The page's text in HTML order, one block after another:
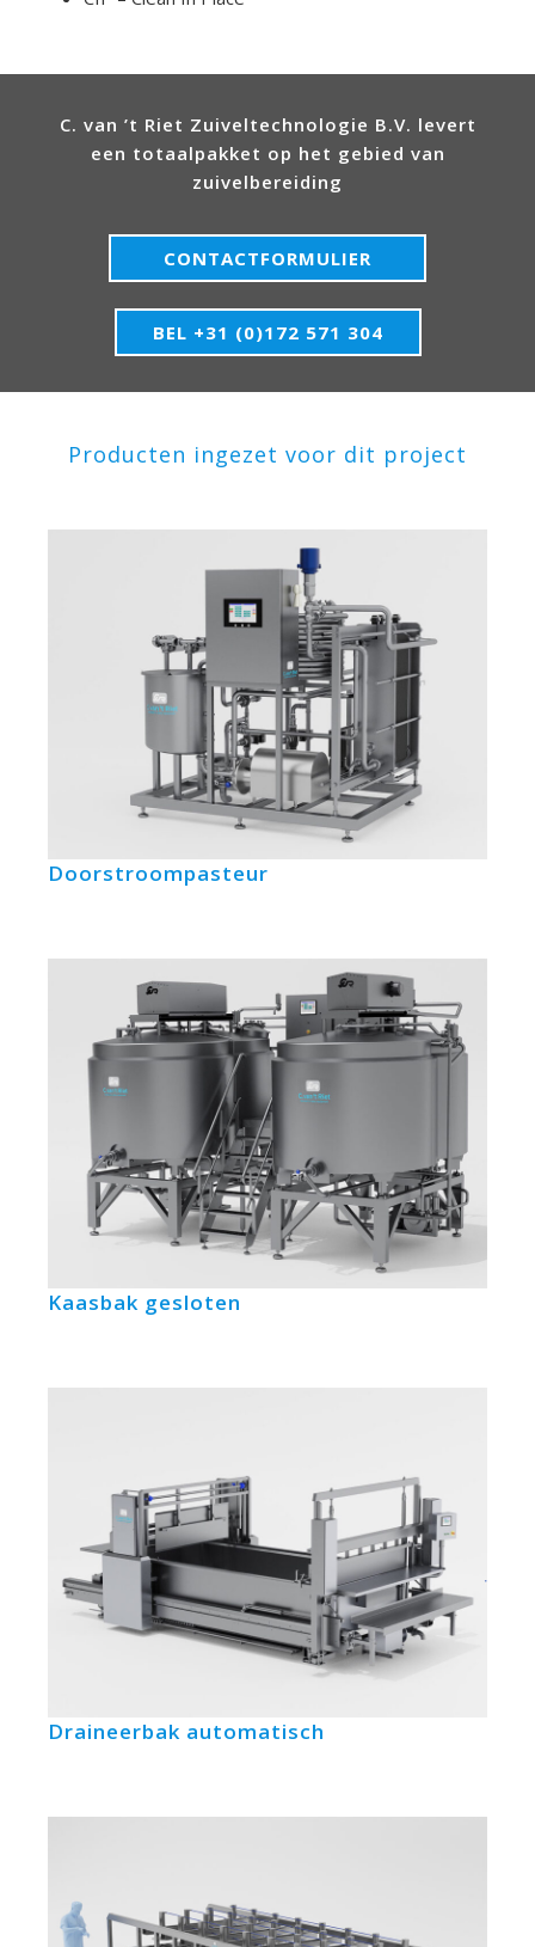
C. van ’t Riet Zuiveltechnologie B.V. levert
een totaalpakket op het gebied van
zuivelbereiding
CONTACTFORMULIER
BEL +31 (0)172 571 304
Producten ingezet voor dit project
Doorstroompasteur
Kaasbak gesloten
Draineerbak automatisch